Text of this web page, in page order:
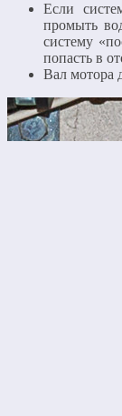
Если
промыть
систему
попасть в
Вал мотора